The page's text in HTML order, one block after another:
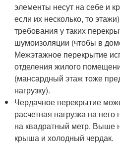
элементы несут на себе и
если их несколько, то
требования у таких
шумоизоляции (чтобы в
Межэтажное перекрытие
отделения жилого
(мансардный этаж тоже
нагрузку).
Чердачное перекрытие
расчетная нагрузка на
на квадратный метр. Выше
крыша и холодный чердак.